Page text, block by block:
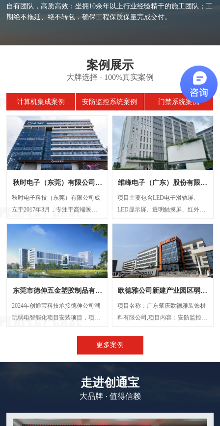
快速响应，8小时修复故障：3个大型办事处，7x24小时随时待命，8
台维保售后服务车，每月定期维保，贴心服务，全方位满足您的需
案例展示
大牌选择 · 100%真实案例
计算机集成案例 安防监控系统案例 门禁系统案例
秋时电子（东莞）有限公司弱
电智能化项目案例
秋时电子科技（东莞）有限公司成
立于2017年3月，专注于高端医疗
范围包括生产、设计、研发、技术
备、光学设备、计量检验设备及零
配件、精密仪器设备及其零配件
电智能化承接方，主要负责建设
UPS后备电源系统、UPS动环监测
系统、楼层弱电井配电建设等等
维峰电子（广东）股份有限公
司弱电智能化项目案例
项目主要包含LED电子滑轨屏、
LED显示屏、透明触摸屏、红外触
琐、呈现单一等问题，将展厅的多
个显示屏打造成一个既可统一协作
又能独立展示的智能视觉网络。
东莞市德伸五金塑胶制品有限
2024年创通宝科技承接德伸公司潮
玩弱电智能化项目安装项目，项目
房建设、视频监控系统、信息网络
欧德雅公司新建产业园区弱电
项目名称：广东肇庆欧德雅装饰材
料有限公司,项目内容：安防监控系
禁系统、停车场系统，会议系统、
更多案例
走进创通宝
大品牌 · 值得信赖